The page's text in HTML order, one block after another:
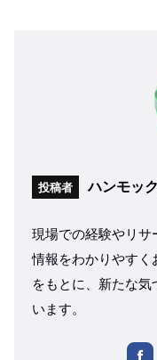
投稿者 ハンモッ
現場での経験やリ
情報をわかりやす
をもとに、新たな
います。